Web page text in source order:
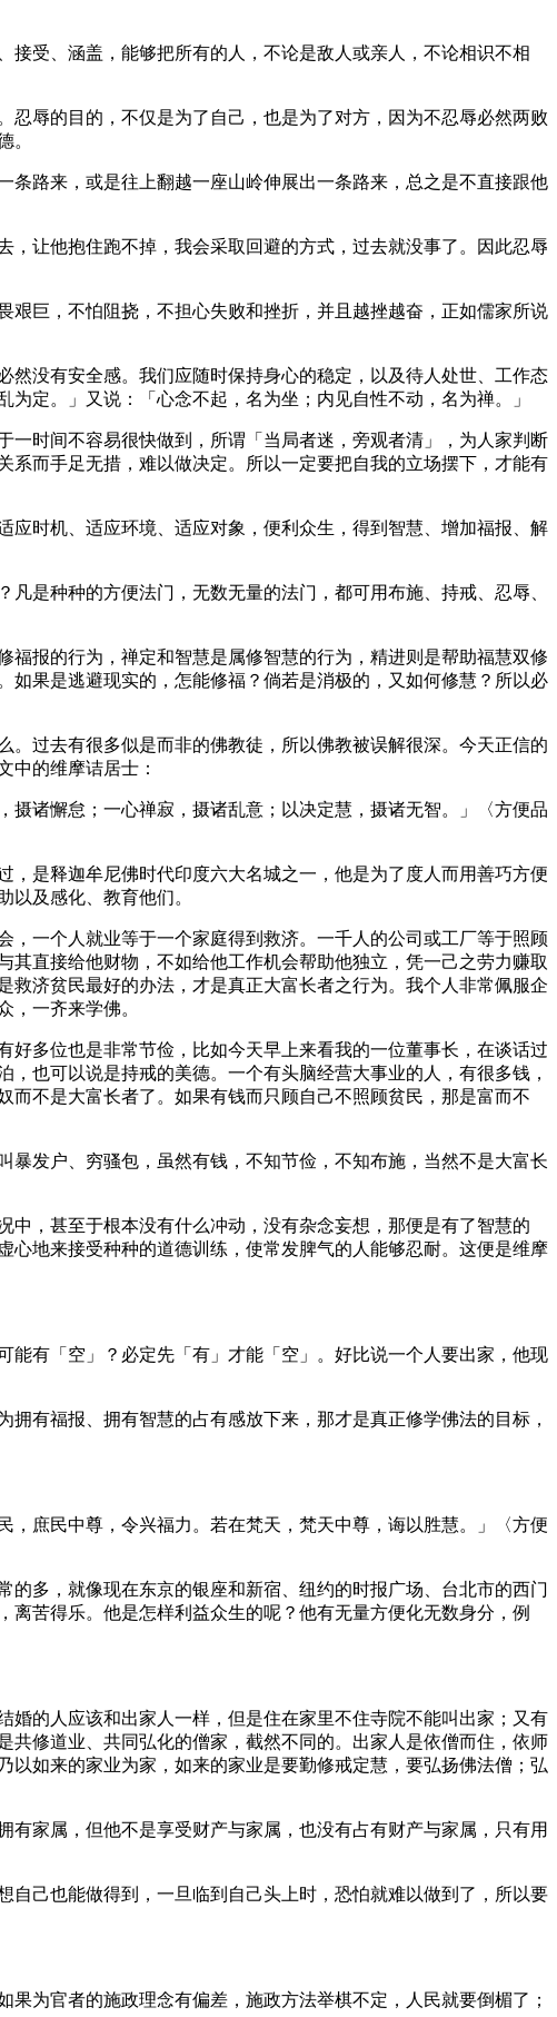
受、涵盖，能够把所有的人，不论是敌人或亲人，不论相识不相
辱的目的，不仅是为了自己，也是为了对方，因为不忍辱必然两败
。
路来，或是往上翻越一座山岭伸展出一条路来，总之是不直接跟他
让他抱住跑不掉，我会采取回避的方式，过去就没事了。因此忍辱
巨，不怕阻挠，不担心失败和挫折，并且越挫越奋，正如儒家所说
没有安全感。我们应随时保持身心的稳定，以及待人处世、工作态
定。」又说：「心念不起，名为坐；内见自性不动，名为禅。」
时间不容易很快做到，所谓「当局者迷，旁观者清」，为人家判断
而手足无措，难以做决定。所以一定要把自我的立场摆下，才能有
时机、适应环境、适应对象，便利众生，得到智慧、增加福报、解
是种种的方便法门，无数无量的法门，都可用布施、持戒、忍辱、
报的行为，禅定和智慧是属修智慧的行为，精进则是帮助福慧双修
果是逃避现实的，怎能修福？倘若是消极的，又如何修慧？所以必
过去有很多似是而非的佛教徒，所以佛教被误解很深。今天正信的
中的维摩诘居士：
诸懈怠；一心禅寂，摄诸乱意；以决定慧，摄诸无智。」〈方便品
是释迦牟尼佛时代印度六大名城之一，他是为了度人而用善巧方便
及感化、教育他们。
一个人就业等于一个家庭得到救济。一千人的公司或工厂等于照顾
直接给他财物，不如给他工作机会帮助他独立，凭一己之劳力赚取
济贫民最好的办法，才是真正大富长者之行为。我个人非常佩服企
，一齐来学佛。
多位也是非常节俭，比如今天早上来看我的一位董事长，在谈话过
也可以说是持戒的美德。一个有头脑经营大事业的人，有很多钱，
不是大富长者了。如果有钱而只顾自己不照顾贫民，那是富而不
发户、穷骚包，虽然有钱，不知节俭，不知布施，当然不是大富长
，甚至于根本没有什么冲动，没有杂念妄想，那便是有了智慧的
地来接受种种的道德训练，使常发脾气的人能够忍耐。这便是维摩
有「空」？必定先「有」才能「空」。好比说一个人要出家，他现
有福报、拥有智慧的占有感放下来，那才是真正修学佛法的目标，
民中尊，令兴福力。若在梵天，梵天中尊，诲以胜慧。」〈方便
多，就像现在东京的银座和新宿、纽约的时报广场、台北市的西门
苦得乐。他是怎样利益众生的呢？他有无量方便化无数身分，例
的人应该和出家人一样，但是住在家里不住寺院不能叫出家；又有
修道业、共同弘化的僧家，截然不同的。出家人是依僧而住，依师
如来的家业为家，如来的家业是要勤修戒定慧，要弘扬佛法僧；弘
家属，但他不是享受财产与家属，也没有占有财产与家属，只有用
己也能做得到，一旦临到自己头上时，恐怕就难以做到了，所以要
为官者的施政理念有偏差，施政方法举棋不定，人民就要倒楣了；